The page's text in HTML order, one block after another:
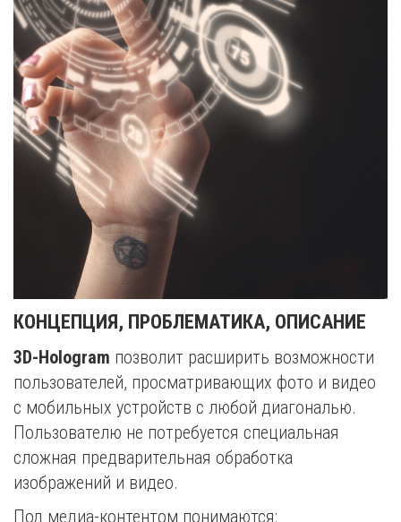
КОНЦЕПЦИЯ, ПРОБЛЕМАТИКА, ОПИСАНИЕ
3D-Hologram позволит расширить возможности
пользователей, просматривающих фото и видео
с мобильных устройств с любой диагональю.
Пользователю не потребуется специальная
сложная предварительная обработка
изображений и видео.
Под медиа-контентом понимаются: